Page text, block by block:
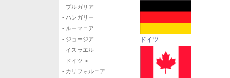
- ブルガリア
- ハンガリー
- ルーマニア
- ジョージア
- イスラエル
- ドイツ->
- カリフォルニア
ドイツ